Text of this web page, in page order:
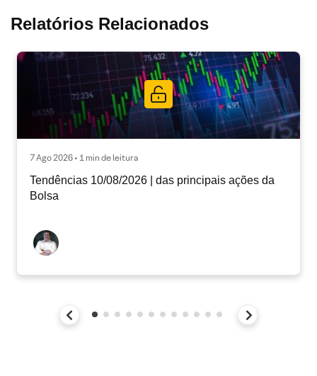
Relatórios Relacionados
7 Ago 2026 • 1 min de leitura
Tendências 10/08/2026 | das principais ações da
Bolsa